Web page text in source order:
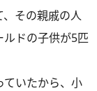
その親戚の人
ドの子供が5匹
いたから、小